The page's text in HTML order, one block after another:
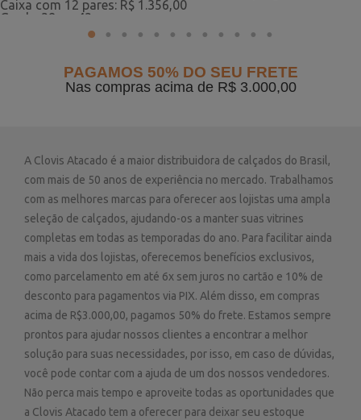
Caixa com 12 pares: R$ 1.356,00
Grade: 38 ao 43
o par1 2 3 4 5 6 7 8 9 101112
PAGAMOS 50% DO SEU FRETE
Nas compras acima de R$ 3.000,00
A Clovis Atacado é a maior distribuidora de calçados do Brasil,
com mais de 50 anos de experiência no mercado. Trabalhamos
com as melhores marcas para oferecer aos lojistas uma ampla
seleção de calçados, ajudando-os a manter suas vitrines
completas em todas as temporadas do ano. Para facilitar ainda
mais a vida dos lojistas, oferecemos benefícios exclusivos,
como parcelamento em até 6x sem juros no cartão e 10% de
desconto para pagamentos via PIX. Além disso, em compras
acima de R$3.000,00, pagamos 50% do frete. Estamos sempre
prontos para ajudar nossos clientes a encontrar a melhor
solução para suas necessidades, por isso, em caso de dúvidas,
você pode contar com a ajuda de um dos nossos vendedores.
Não perca mais tempo e aproveite todas as oportunidades que
a Clovis Atacado tem a oferecer para deixar seu estoque